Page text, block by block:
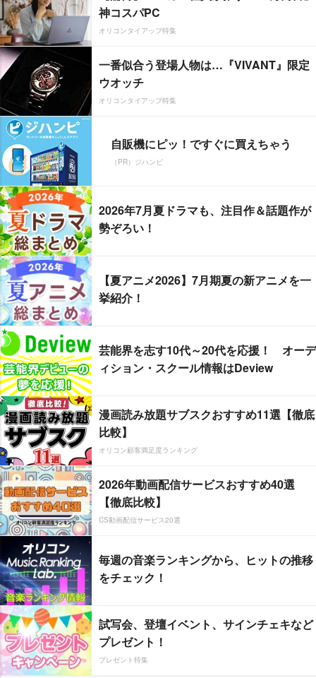
神コスパPC
オリコンタイアップ特集
一番似合う登場人物は…『VIVANT』限定
ウオッチ
オリコンタイアップ特集
自販機にピッ！ですぐに買えちゃう
（PR）ジハンピ
2026年7月夏ドラマも、注目作＆話題作が
勢ぞろい！
【夏アニメ2026】7月期夏の新アニメを一
挙紹介！
芸能界を志す10代～20代を応援！ オーデ
ィション・スクール情報はDeview
漫画読み放題サブスクおすすめ11選【徹底
比較】
オリコン顧客満足度ランキング
2026年動画配信サービスおすすめ40選
【徹底比較】
CS動画配信サービス20選
毎週の音楽ランキングから、ヒットの推移
をチェック！
試写会、登壇イベント、サインチェキなど
プレゼント！
プレゼント特集